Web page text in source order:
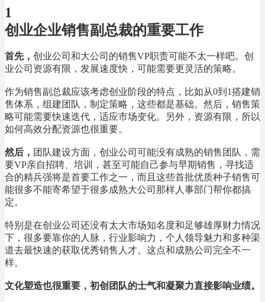
1
创业企业销售副总裁的重要工作
首先， 创业公司和大公司的销售VP职责可能不太一样吧。创
业公司资源有限，发展速度快，可能需要更灵活的策略。
作为销售副总裁应该考虑创业阶段的特点，比如从0到1搭建销
售体系，组建团队，制定策略，这些都是基础。然后，销售策
略可能需要快速迭代，适应市场变化。另外，资源有限，所以
如何高效分配资源也很重要。
然后， 团队建设方面，创业公司可能没有成熟的销售团队，需
要VP亲自招聘、培训，甚至可能自己参与早期销售，寻找适
合的精兵强将是首要工作之一，而且这些首批优质种子销售可
能很多不能寄希望于很多成熟大公司那样人事部门帮你都搞
定。
特别是在创业公司还没有太大市场知名度和足够雄厚财力情况
下，很多要靠你的人脉，行业影响力，个人领导魅力和多种渠
道去最快速的获取优秀销售人才。这点和成熟公司完全不一
样。
文化塑造也很重要，初创团队的士气和凝聚力直接影响业绩。